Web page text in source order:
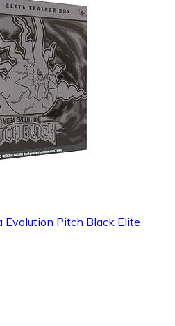
Evolution Pitch Black Elite